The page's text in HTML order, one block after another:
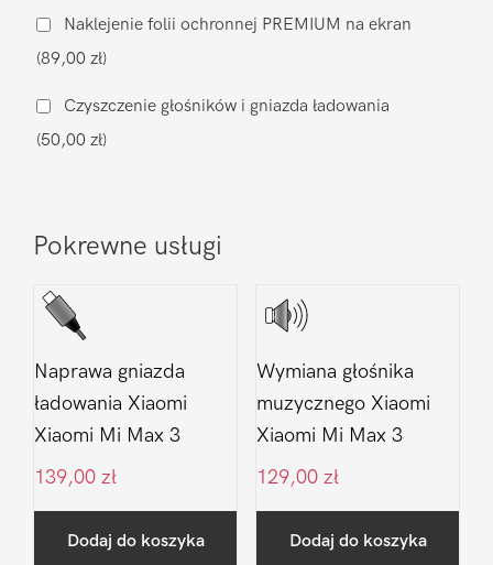
Xiaomi
Xiaomi
Mi
Max
Naklejenie folii ochronnej PREMIUM na ekran
(89,00 zł)
Czyszczenie głośników i gniazda ładowania
(50,00 zł)
Pokrewne usługi
Naprawa gniazda
ładowania Xiaomi
Xiaomi Mi Max 3
139,00 zł
Dodaj do koszyka
Wymiana głośnika
muzycznego Xiaomi
Xiaomi Mi Max 3
129,00 zł
Dodaj do koszyka